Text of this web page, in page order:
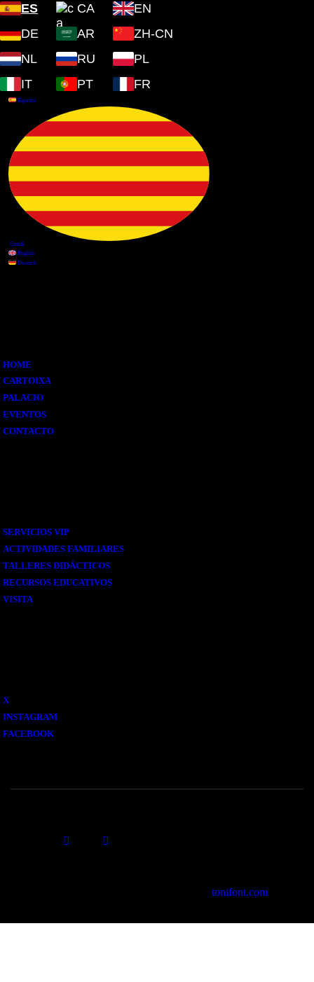
ES CA
EN
DE
AR
ZH-CN
NL
RU
PL
IT
PT FR
HOME
CARTOIXA
PALACIO
EVENTOS
CONTACTO
SERVICIOS VIP
ACTIVIDADES FAMILIARES
TALLERES DIDÁCTICOS
RECURSOS EDUCATIVOS
VISITA
X
INSTAGRAM
FACEBOOK
tonifont.com